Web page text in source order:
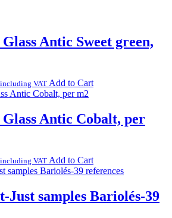
Antic Sweet green,
including VAT Add to Cart
Antic Cobalt, per
including VAT Add to Cart
Just samples Bariolés-39